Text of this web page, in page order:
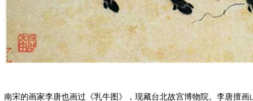
南宋的画家李唐也画过《乳牛图》，现藏台北故宫博物院。李唐擅